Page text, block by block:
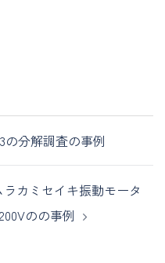
の分解調査の事例
カミセイキ振動モータ
のの事例